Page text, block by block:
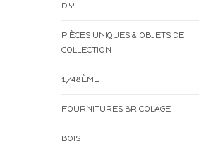
DIY
PIÈCES UNIQUES & OBJETS DE
COLLECTION
1/48ÈME
FOURNITURES BRICOLAGE
BOIS